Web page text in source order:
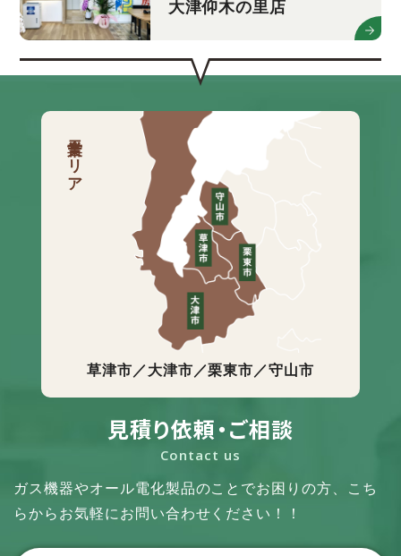
大津仰木の里店
営業エリア
草津市／大津市／栗東市／守山市
見積り依頼・ご相談
Contact us
ガス機器やオール電化製品のことでお困りの方、
こち
らからお気軽にお問い合わせください！！